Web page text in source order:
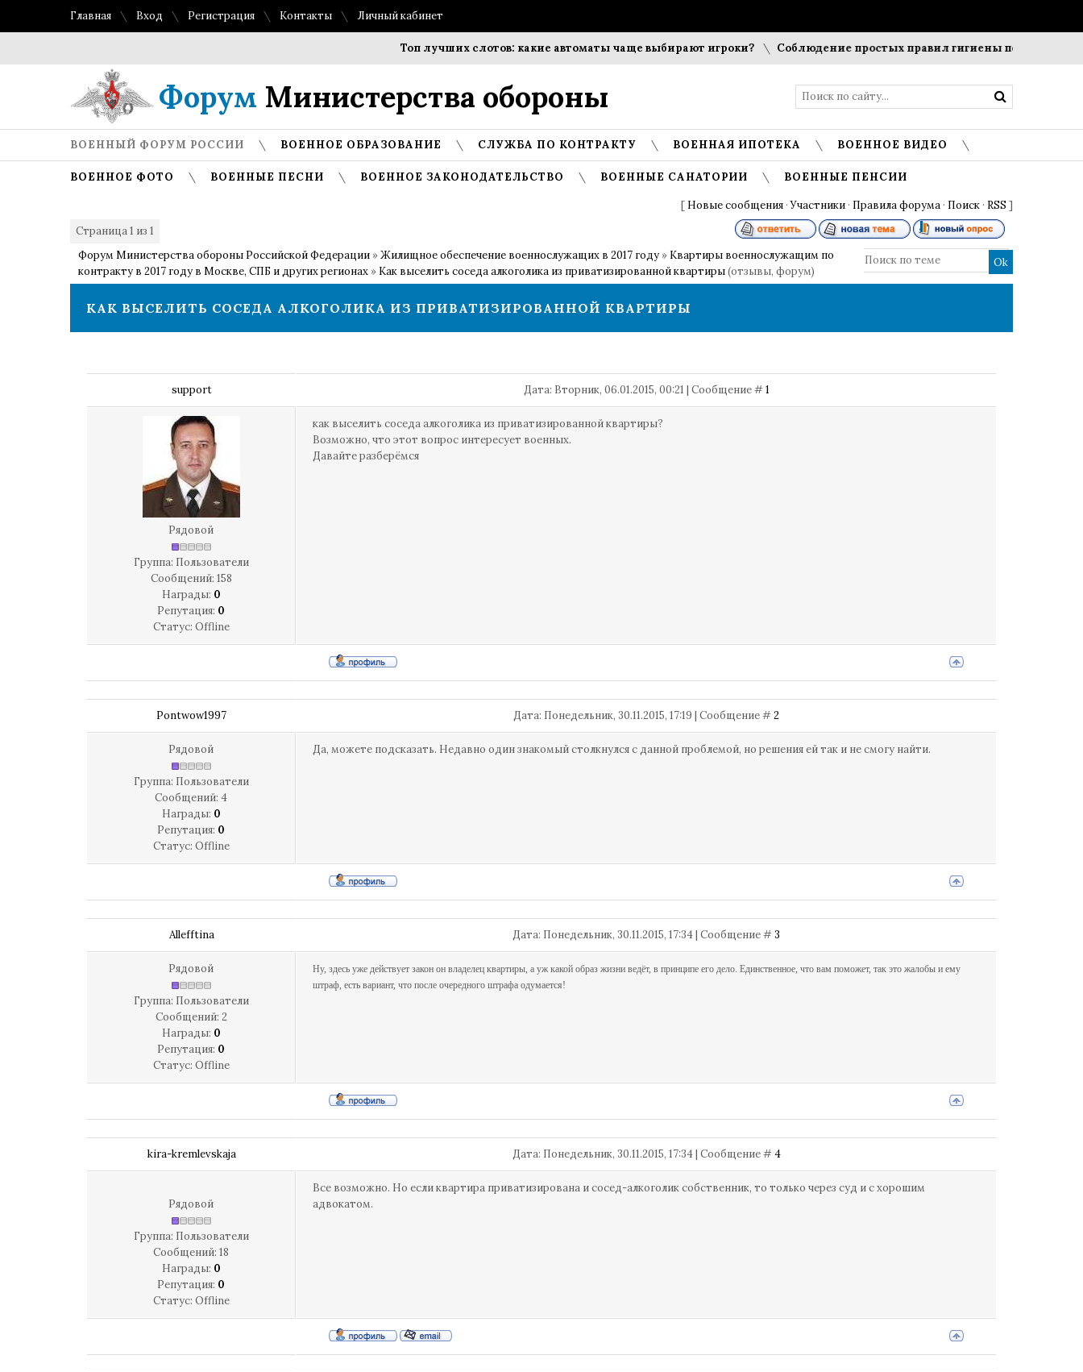
Главная Вход Регистрация Контакты Личный кабинет
Топ лучших слотов: какие автоматы чаще выбирают игроки? Соблюдение простых правил гигиены помогает
Форум Министерства обороны
ВОЕННЫЙ ФОРУМ РОССИИ ВОЕННОЕ ОБРАЗОВАНИЕ СЛУЖБА ПО КОНТРАКТУ ВОЕННАЯ ИПОТЕКА ВОЕННОЕ ВИДЕО
ВОЕННОЕ ФОТО ВОЕННЫЕ ПЕСНИ ВОЕННОЕ ЗАКОНОДАТЕЛЬСТВО ВОЕННЫЕ САНАТОРИИ ВОЕННЫЕ ПЕНСИИ
[ Новые сообщения ·Участники · Правила форума · Поиск · RSS ]
Страница1 из 1
Форум Министерства обороны Российской Федерации »Жилищное обеспечение военнослужащих в 2017 году » Квартиры военнослужащим по
контракту в 2017 году в Москве, СПБ и других регионах » Как выселить соседа алкоголика из приватизированной квартиры(отзывы, форум)
КАК ВЫСЕЛИТЬ СОСЕДА АЛКОГОЛИКА ИЗ ПРИВАТИЗИРОВАННОЙ КВАРТИРЫ
support Дата: Вторник, 06.01.2015, 00:21 | Сообщение #1
Рядовой
Группа: Пользователи
Сообщений: 158
Награды: 0
Репутация: 0
Статус: Offline
как выселить соседа алкоголика из приватизированной квартиры?
Возможно, что этот вопрос интересует военных.
Давайте разберёмся
Pontwow1997 Дата: Понедельник, 30.11.2015, 17:19 | Сообщение #2
Рядовой
Группа: Пользователи
Сообщений: 4
Награды: 0
Репутация: 0
Статус: Offline
Да, можете подсказать. Недавно один знакомый столкнулся с данной проблемой, но решения ей так и не смогу найти.
Allefftina Дата: Понедельник, 30.11.2015, 17:34 | Сообщение #3
Рядовой
Группа: Пользователи
Сообщений: 2
Награды: 0
Репутация: 0
Статус: Offline
Ну, здесь уже действует закон он владелец квартиры, а уж какой образ жизни ведёт, в принципе его дело. Единственное, что вам поможет, так это жалобы и ему
штраф, есть вариант, что после очередного штрафа одумается!
kira-kremlevskaja Дата: Понедельник, 30.11.2015, 17:34 | Сообщение #4
Рядовой
Группа: Пользователи
Сообщений: 18
Награды: 0
Репутация: 0
Статус: Offline
Все возможно. Но если квартира приватизирована и сосед-алкоголик собственник, то только через суд и с хорошим
адвокатом.